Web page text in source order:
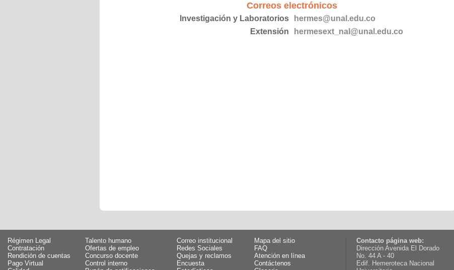
Correos electrónicos
Investigación y Laboratorios
hermes@unal.edu.co
Extensión
hermesext_nal@unal.edu.co
Régimen Legal
Talento humano
Contratación
Ofertas de empleo
Rendición de cuentas
Concurso docente
Pago Virtual
Control interno
Correo institucional
Mapa del sitio
Redes Sociales
FAQ
Quejas y reclamos
Atención en línea
Encuesta
Contáctenos
Contacto página web:
Dirección Avenida El Dorado
No. 44 A - 40
Edif. Hemeroteca Nacional